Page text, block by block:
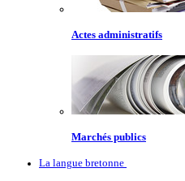
Actes administratifs
Marchés publics
La langue bretonne